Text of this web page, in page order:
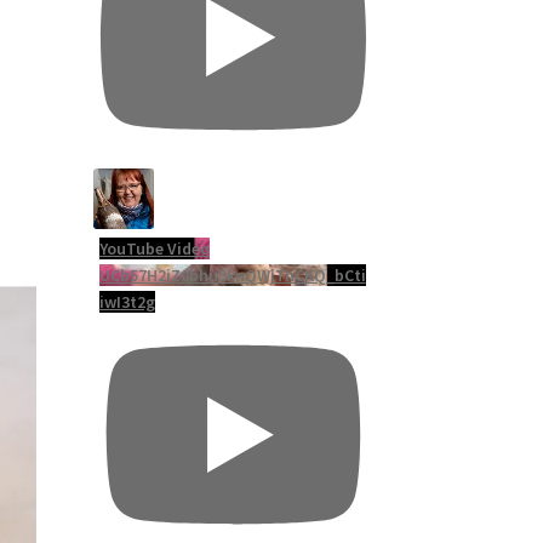
YouTube Video
UCb57H2iZ0bhu5knQWjTnCKQ_bCti
iwI3t2g